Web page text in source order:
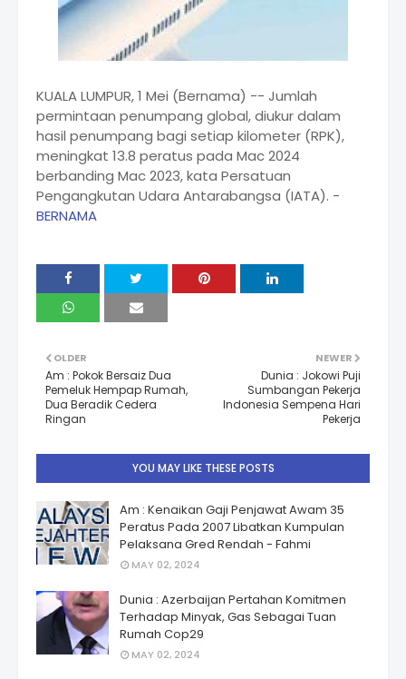
KUALA LUMPUR, 1 Mei (Bernama) -- Jumlah
permintaan penumpang global, diukur dalam
hasil penumpang bagi setiap kilometer (RPK),
meningkat 13.8 peratus pada Mac 2024
berbanding Mac 2023, kata Persatuan
Pengangkutan Udara Antarabangsa (IATA). -
BERNAMA
NEWER
Dunia : Jokowi Puji
Sumbangan Pekerja
Indonesia Sempena Hari
Pekerja
OLDER
Am : Pokok Bersaiz Dua
Pemeluk Hempap Rumah,
Dua Beradik Cedera
Ringan
YOU MAY LIKE THESE POSTS
Am : Kenaikan Gaji Penjawat Awam 35
Peratus Pada 2007 Libatkan Kumpulan
Pelaksana Gred Rendah - Fahmi
MAY 02, 2024
Dunia : Azerbaijan Pertahan Komitmen
Terhadap Minyak, Gas Sebagai Tuan
Rumah Cop29
MAY 02, 2024